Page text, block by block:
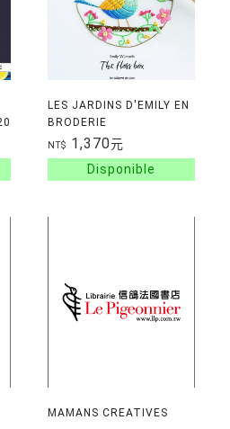
LES JARDINS D'EMILY EN
BRODERIE
TRADITIONNELLE
NT$ 1,370元
MAMANS CREATIVES